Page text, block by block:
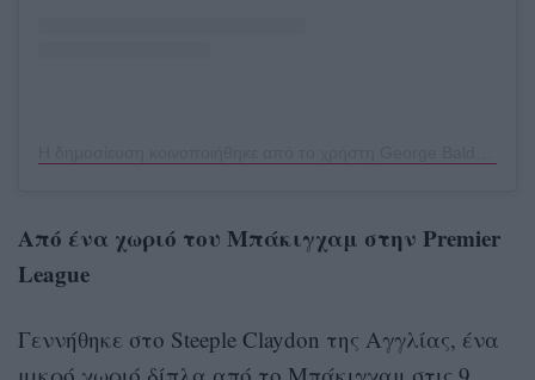
Από ένα χωριό του Μπάκιγχαμ στην Premier
League
Γεννήθηκε στο Steeple Claydon της Αγγλίας, ένα